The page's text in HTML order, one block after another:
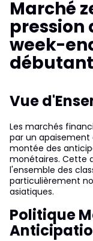
Marché
pression
week-
Vue
Les marchés
par un apaisement
montée des
monétaires. Cette
l'ensemble des
particulièrement
asiatiques.
Politique